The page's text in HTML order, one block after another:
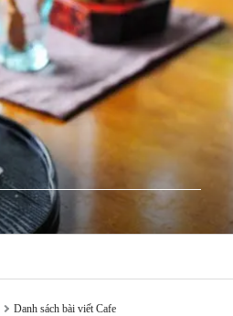
Danh sách bài viết Cafe